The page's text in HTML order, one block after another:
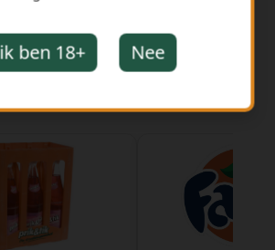
PRODUCTEN
ik ben 18+ Nee